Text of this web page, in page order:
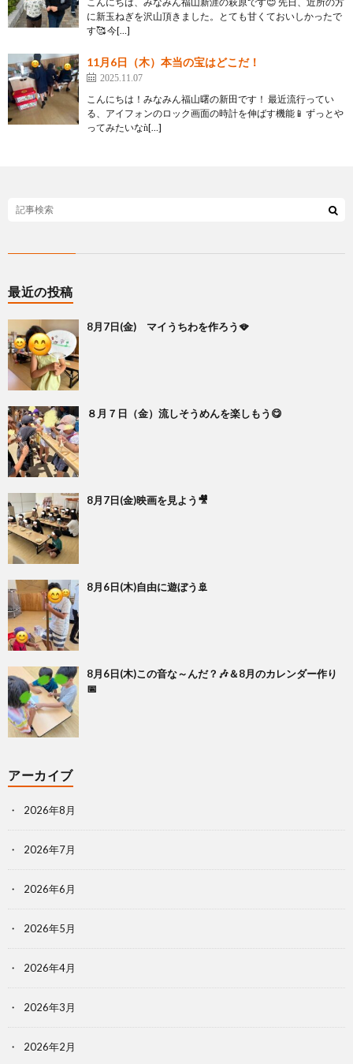
に新玉ねぎを沢山頂きました。とても甘くておいしかったで
す🥰 今[…]
11月6日（木）本当の宝はどこだ！
2025.11.07
こんにちは！みなみん福山曙の新田です！ 最近流行ってい
る、アイフォンのロック画面の時計を伸ばす機能📱 ずっとや
ってみたいなǹ[…]
最近の投稿
8月7日(金) マイうちわを作ろう🪭
８月７日（金）流しそうめんを楽しもう😋
8月7日(金)映画を見よう🎥
8月6日(木)自由に遊ぼう🚢
8月6日(木)この音な～んだ？🎶＆8月のカレンダー作り
📅
アーカイブ
2026年8月
2026年7月
2026年6月
2026年5月
2026年4月
2026年3月
2026年2月